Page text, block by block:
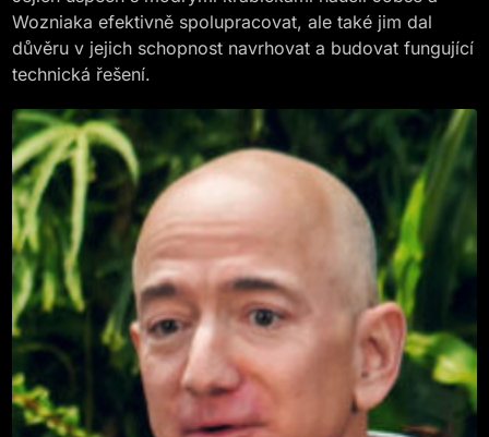
Wozniaka efektivně spolupracovat, ale také jim dal
důvěru v jejich schopnost navrhovat a budovat fungující
technická řešení.